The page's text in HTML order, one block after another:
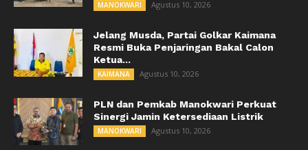
MANOKWARI Agustus 10, 2026
Jelang Musda, Partai Golkar Kaimana
Resmi Buka Penjaringan Bakal Calon
Ketua...
KAIMANA Agustus 10, 2026
PLN dan Pemkab Manokwari Perkuat
Sinergi Jamin Ketersediaan Listrik
MANOKWARI Agustus 10, 2026